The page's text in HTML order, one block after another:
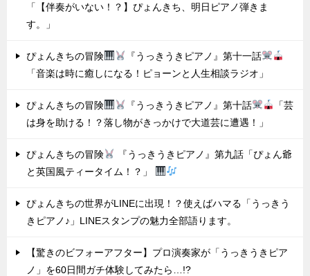
「【伴奏がいない！？】ぴょんきち、明日ピアノ弾きま
す。」
ぴょんきちの冒険
『うっきうきピアノ』第十一話
「音楽は時に癒しになる！ピョーンと人生相談ラジオ」
ぴょんきちの冒険 『うっきうきピアノ』第十話
「芸
は身を助ける！？落し物がきっかけで大道芸に遭遇！」
ぴょんきちの冒険
『うっきうきピアノ』第九話「ぴょん爺
と英国風ティータイム！？」
ぴょんきちの世界がLINEに出現！？使えばハマる「うっきう
きピアノ♪」LINEスタンプの魅力全部語ります。
【驚きのビフォーアフター】プロ演奏家が「うっきうきピア
ノ」を60日間ガチ体験してみたら…!?